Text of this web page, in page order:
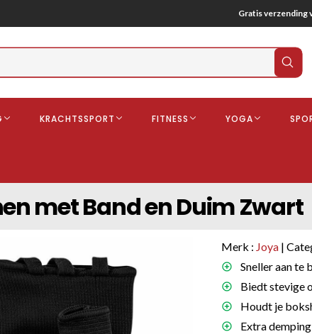
Gratis verzending
Gebitsbescherming
KRACHTSSPORT FITNESS YOGA
met Band en Duim Zwart
Merk : Joya |
Sneller aan te
Biedt stevige
Houdt je
Extra